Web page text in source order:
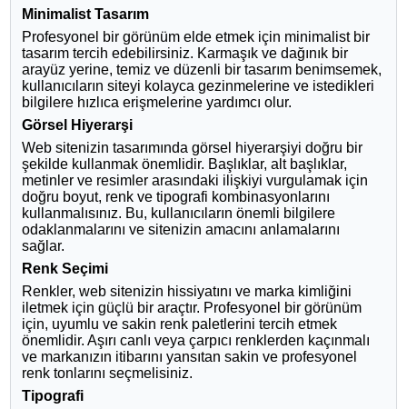
Minimalist Tasarım
Profesyonel bir görünüm elde etmek için minimalist bir
tasarım tercih edebilirsiniz. Karmaşık ve dağınık bir
arayüz yerine, temiz ve düzenli bir tasarım benimsemek,
kullanıcıların siteyi kolayca gezinmelerine ve istedikleri
bilgilere hızlıca erişmelerine yardımcı olur.
Görsel Hiyerarşi
Web sitenizin tasarımında görsel hiyerarşiyi doğru bir
şekilde kullanmak önemlidir. Başlıklar, alt başlıklar,
metinler ve resimler arasındaki ilişkiyi vurgulamak için
doğru boyut, renk ve tipografi kombinasyonlarını
kullanmalısınız. Bu, kullanıcıların önemli bilgilere
odaklanmalarını ve sitenizin amacını anlamalarını
sağlar.
Renk Seçimi
Renkler, web sitenizin hissiyatını ve marka kimliğini
iletmek için güçlü bir araçtır. Profesyonel bir görünüm
için, uyumlu ve sakin renk paletlerini tercih etmek
önemlidir. Aşırı canlı veya çarpıcı renklerden kaçınmalı
ve markanızın itibarını yansıtan sakin ve profesyonel
renk tonlarını seçmelisiniz.
Tipografi